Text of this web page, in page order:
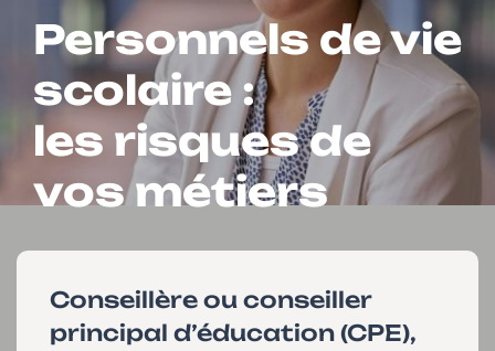
Personnels de vie
scolaire :
les risques de
vos métiers
Conseillère ou conseiller
principal d’éducation (CPE),